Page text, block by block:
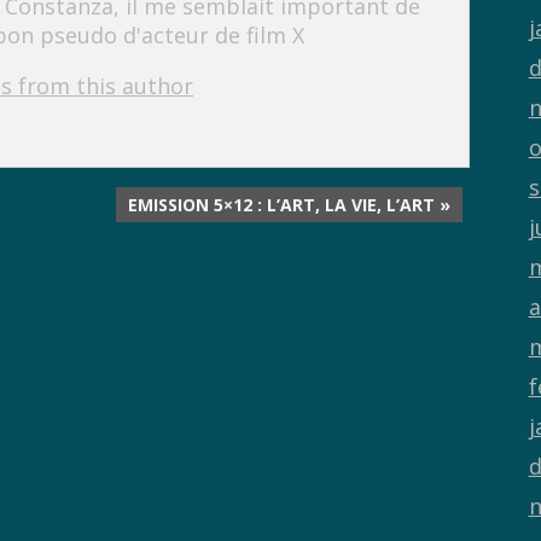
Constanza, il me semblait important de
pseudo d'acteur de film X
from this author
EMISSION 5×12 : L’ART, LA VIE, L’ART »